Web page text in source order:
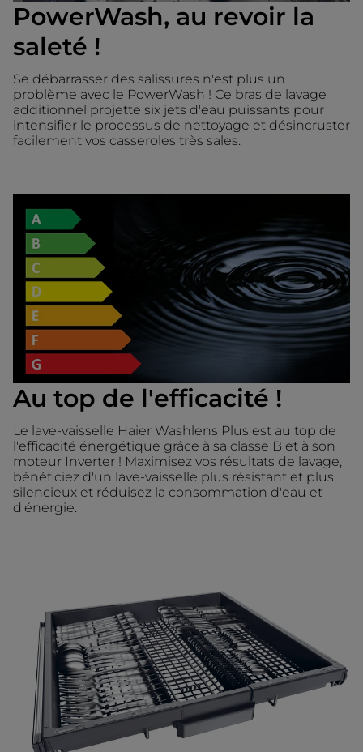
PowerWash, au revoir la
saleté !
Se débarrasser des salissures n'est plus un
problème avec le PowerWash ! Ce bras de lavage
additionnel projette six jets d'eau puissants pour
intensifier le processus de nettoyage et désincruster
facilement vos casseroles très sales.
Au top de l'efficacité !
Le lave-vaisselle Haier Washlens Plus est au top de
l'efficacité énergétique grâce à sa classe B et à son
moteur Inverter ! Maximisez vos résultats de lavage,
bénéficiez d'un lave-vaisselle plus résistant et plus
silencieux et réduisez la consommation d'eau et
d'énergie.